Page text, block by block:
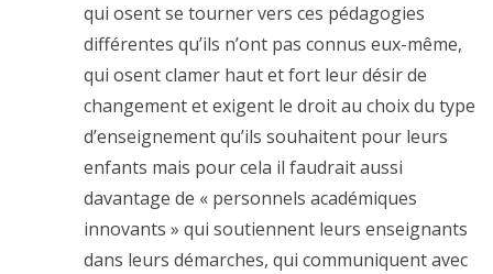
qui osent se tourner vers ces pédagogies
différentes qu’ils n’ont pas connus eux-même,
qui osent clamer haut et fort leur désir de
changement et exigent le droit au choix du type
d’enseignement qu’ils souhaitent pour leurs
enfants mais pour cela il faudrait aussi
davantage de « personnels académiques
innovants » qui soutiennent leurs enseignants
dans leurs démarches, qui communiquent avec